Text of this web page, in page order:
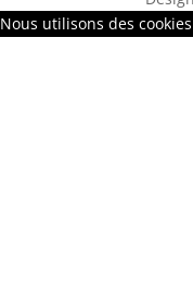
Nous utilisons des